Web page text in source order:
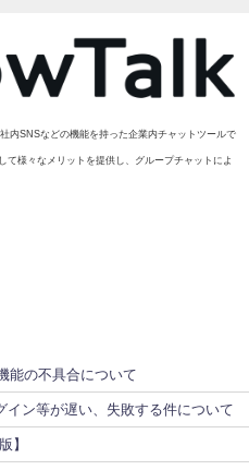
内SNSなどの機能を持った企業内チャットツールで
て様々なメリットを提供し、グループチャットによ
能の不具合について
イン等が遅い、失敗する件について
】